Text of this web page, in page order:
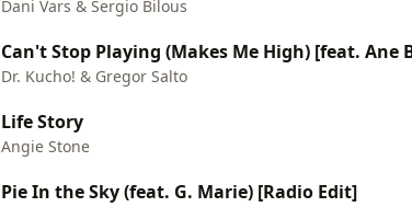
Dani Vars & Sergio Bilous
Dr. Kucho! & Gregor Salto
Life Story
Angie Stone
Pie In the Sky (feat. G. Marie) [Radio Edit]